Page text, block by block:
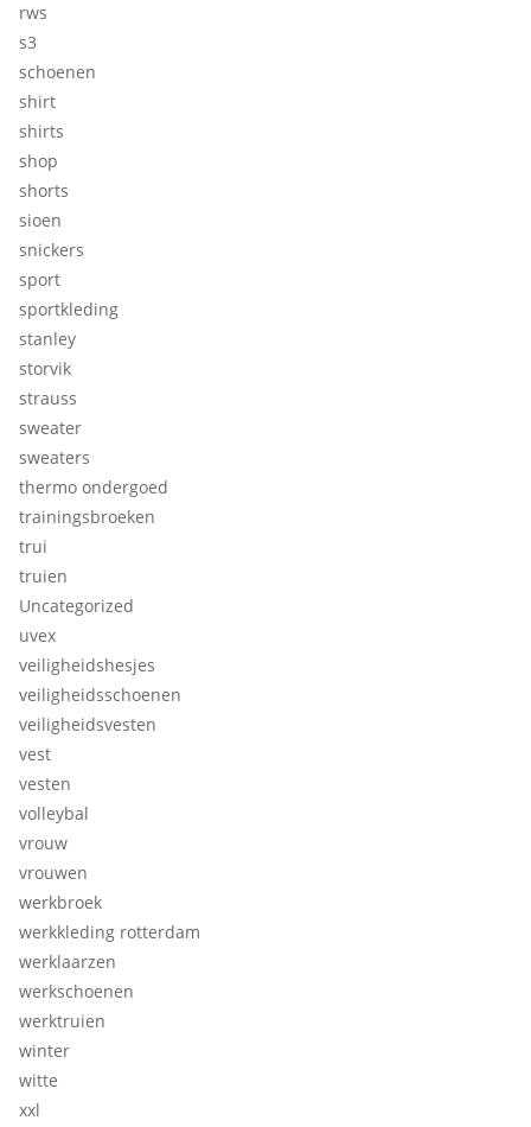
rws
s3
schoenen
shirt
shirts
shop
shorts
sioen
snickers
sport
sportkleding
stanley
storvik
strauss
sweater
sweaters
thermo ondergoed
trainingsbroeken
trui
truien
Uncategorized
uvex
veiligheidshesjes
veiligheidsschoenen
veiligheidsvesten
vest
vesten
volleybal
vrouw
vrouwen
werkbroek
werkkleding rotterdam
werklaarzen
werkschoenen
werktruien
winter
witte
xxl